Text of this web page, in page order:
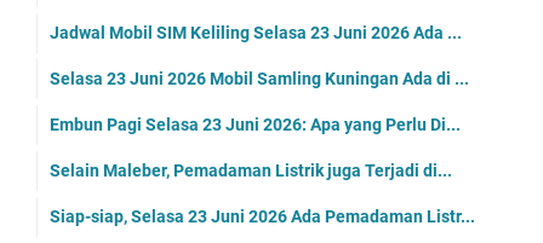
Jadwal Mobil SIM Keliling Selasa 23 Juni 2026 Ada ...
Selasa 23 Juni 2026 Mobil Samling Kuningan Ada di ...
Embun Pagi Selasa 23 Juni 2026: Apa yang Perlu Di...
Selain Maleber, Pemadaman Listrik juga Terjadi di...
Siap-siap, Selasa 23 Juni 2026 Ada Pemadaman Listr...